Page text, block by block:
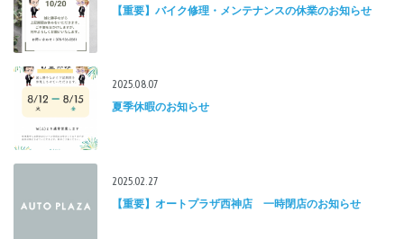
【重要】バイク修理・メンテナンスの休業のお知らせ
2025.08.07
夏季休暇のお知らせ
2025.02.27
【重要】オートプラザ西神店 一時閉店のお知らせ